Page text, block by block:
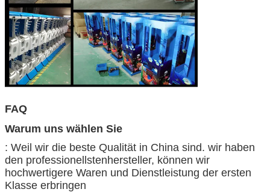
FAQ
Warum uns wählen Sie
: Weil wir die beste Qualität in China sind. wir haben
den professionellstenhersteller, können wir
hochwertigere Waren und Dienstleistung der ersten
Klasse erbringen